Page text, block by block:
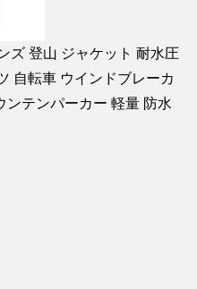
ズ 登山 ジャケット 耐水圧
自転車 ウインドブレーカ
ンテンパーカー 軽量 防水